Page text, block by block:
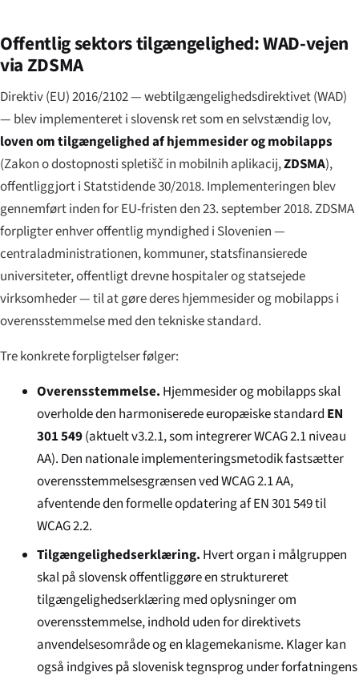
Offentlig sektors tilgængelighed: WAD-vejen
via ZDSMA
Direktiv (EU) 2016/2102 — webtilgængelighedsdirektivet (WAD)
— blev implementeret i slovensk ret som en selvstændig lov,
loven om tilgængelighed af hjemmesider og mobilapps
(Zakon o dostopnosti spletišč in mobilnih aplikacij,ZDSMA),
offentliggjort i Statstidende 30/2018. Implementeringen blev
gennemført inden for EU-fristen den 23. september 2018. ZDSMA
forpligter enhver offentlig myndighed i Slovenien —
centraladministrationen, kommuner, statsfinansierede
universiteter, offentligt drevne hospitaler og statsejede
virksomheder — til at gøre deres hjemmesider og mobilapps i
overensstemmelse med den tekniske standard.
Tre konkrete forpligtelser følger:
Overensstemmelse. Hjemmesider og mobilapps skal
overholde den harmoniserede europæiske standard EN
301 549(aktuelt v3.2.1, som integrerer WCAG 2.1 niveau
AA). Den nationale implementeringsmetodik fastsætter
overensstemmelsesgrænsen ved WCAG 2.1 AA,
afventende den formelle opdatering af EN 301 549 til
WCAG 2.2.
Tilgængelighedserklæring. Hvert organ i målgruppen
skal på slovensk offentliggøre en struktureret
tilgængelighedserklæring med oplysninger om
overensstemmelse, indhold uden for direktivets
anvendelsesområde og en klagemekanisme. Klager kan
også indgives på slovenisk tegnsprog under forfatningens